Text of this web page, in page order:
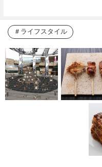
ライフスタイル